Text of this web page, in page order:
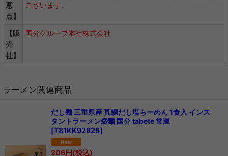
意
点】
ございます。
【販
売
社】
国分グループ本社株式会社
ラーメン関連商品
だし麺 三重県産 真鯛だし塩らーめん 1食入 インス
タントラーメン袋麺 国分 tabete 常温
[T81KK92826]
206円(税込)